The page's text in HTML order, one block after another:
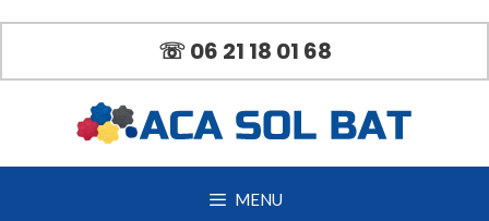
contenu
☏ 06 21 18 01 68
MENU